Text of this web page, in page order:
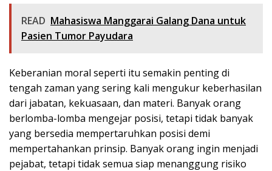
READ Mahasiswa Manggarai Galang Dana untuk
Pasien Tumor Payudara
Keberanian moral seperti itu semakin penting di
tengah zaman yang sering kali mengukur keberhasilan
dari jabatan, kekuasaan, dan materi. Banyak orang
berlomba-lomba mengejar posisi, tetapi tidak banyak
yang bersedia mempertaruhkan posisi demi
mempertahankan prinsip. Banyak orang ingin menjadi
pejabat, tetapi tidak semua siap menanggung risiko